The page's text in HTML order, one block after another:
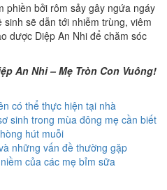
phiền bởi rôm sảy gây ngứa ngáy
sẽ dẫn tới nhiễm trùng, viêm
dược Diệp An Nhi để chăm sóc
An Nhi – Mẹ Tròn Con Vuông!
có thể thực hiện tại nhà
sinh trong mùa đông mẹ cần biết
hút muỗi
những vấn đề thường gặp
của các mẹ bỉm sữa